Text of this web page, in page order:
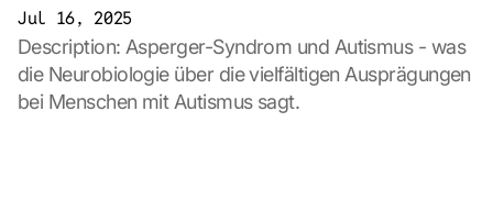
Jul 16, 2025
Description: Asperger-Syndrom und Autismus - was
die Neurobiologie über die vielfältigen Ausprägungen
bei Menschen mit Autismus sagt.